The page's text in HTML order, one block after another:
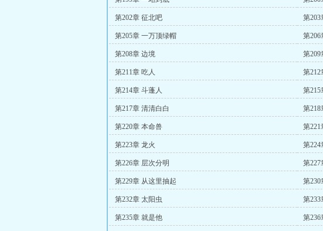
第202章 征北吧 第203
第205章 一万顶绿帽 第206
第208章 边境 第209
第211章 吃人 第212
第214章 斗蓬人 第215
第217章 清清白白 第218
第220章 本命兽 第221
第223章 龙火 第224
第226章 层次分明 第227
第229章 从这里抽起 第230
第232章 太阳虫 第233
第235章 就是他 第236